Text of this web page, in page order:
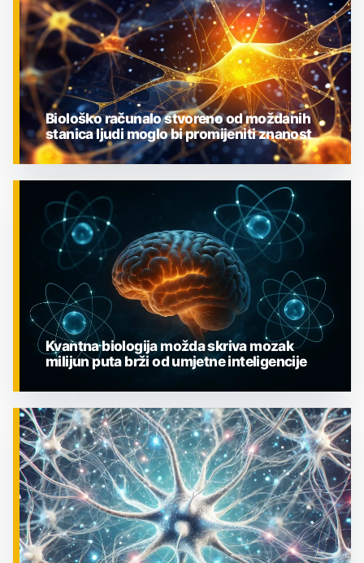
ZNANOST
Biološko računalo stvoreno od moždanih
stanica ljudi moglo bi promijeniti znanost
ZNANOST
Kvantna biologija možda skriva mozak
milijun puta brži od umjetne inteligencije